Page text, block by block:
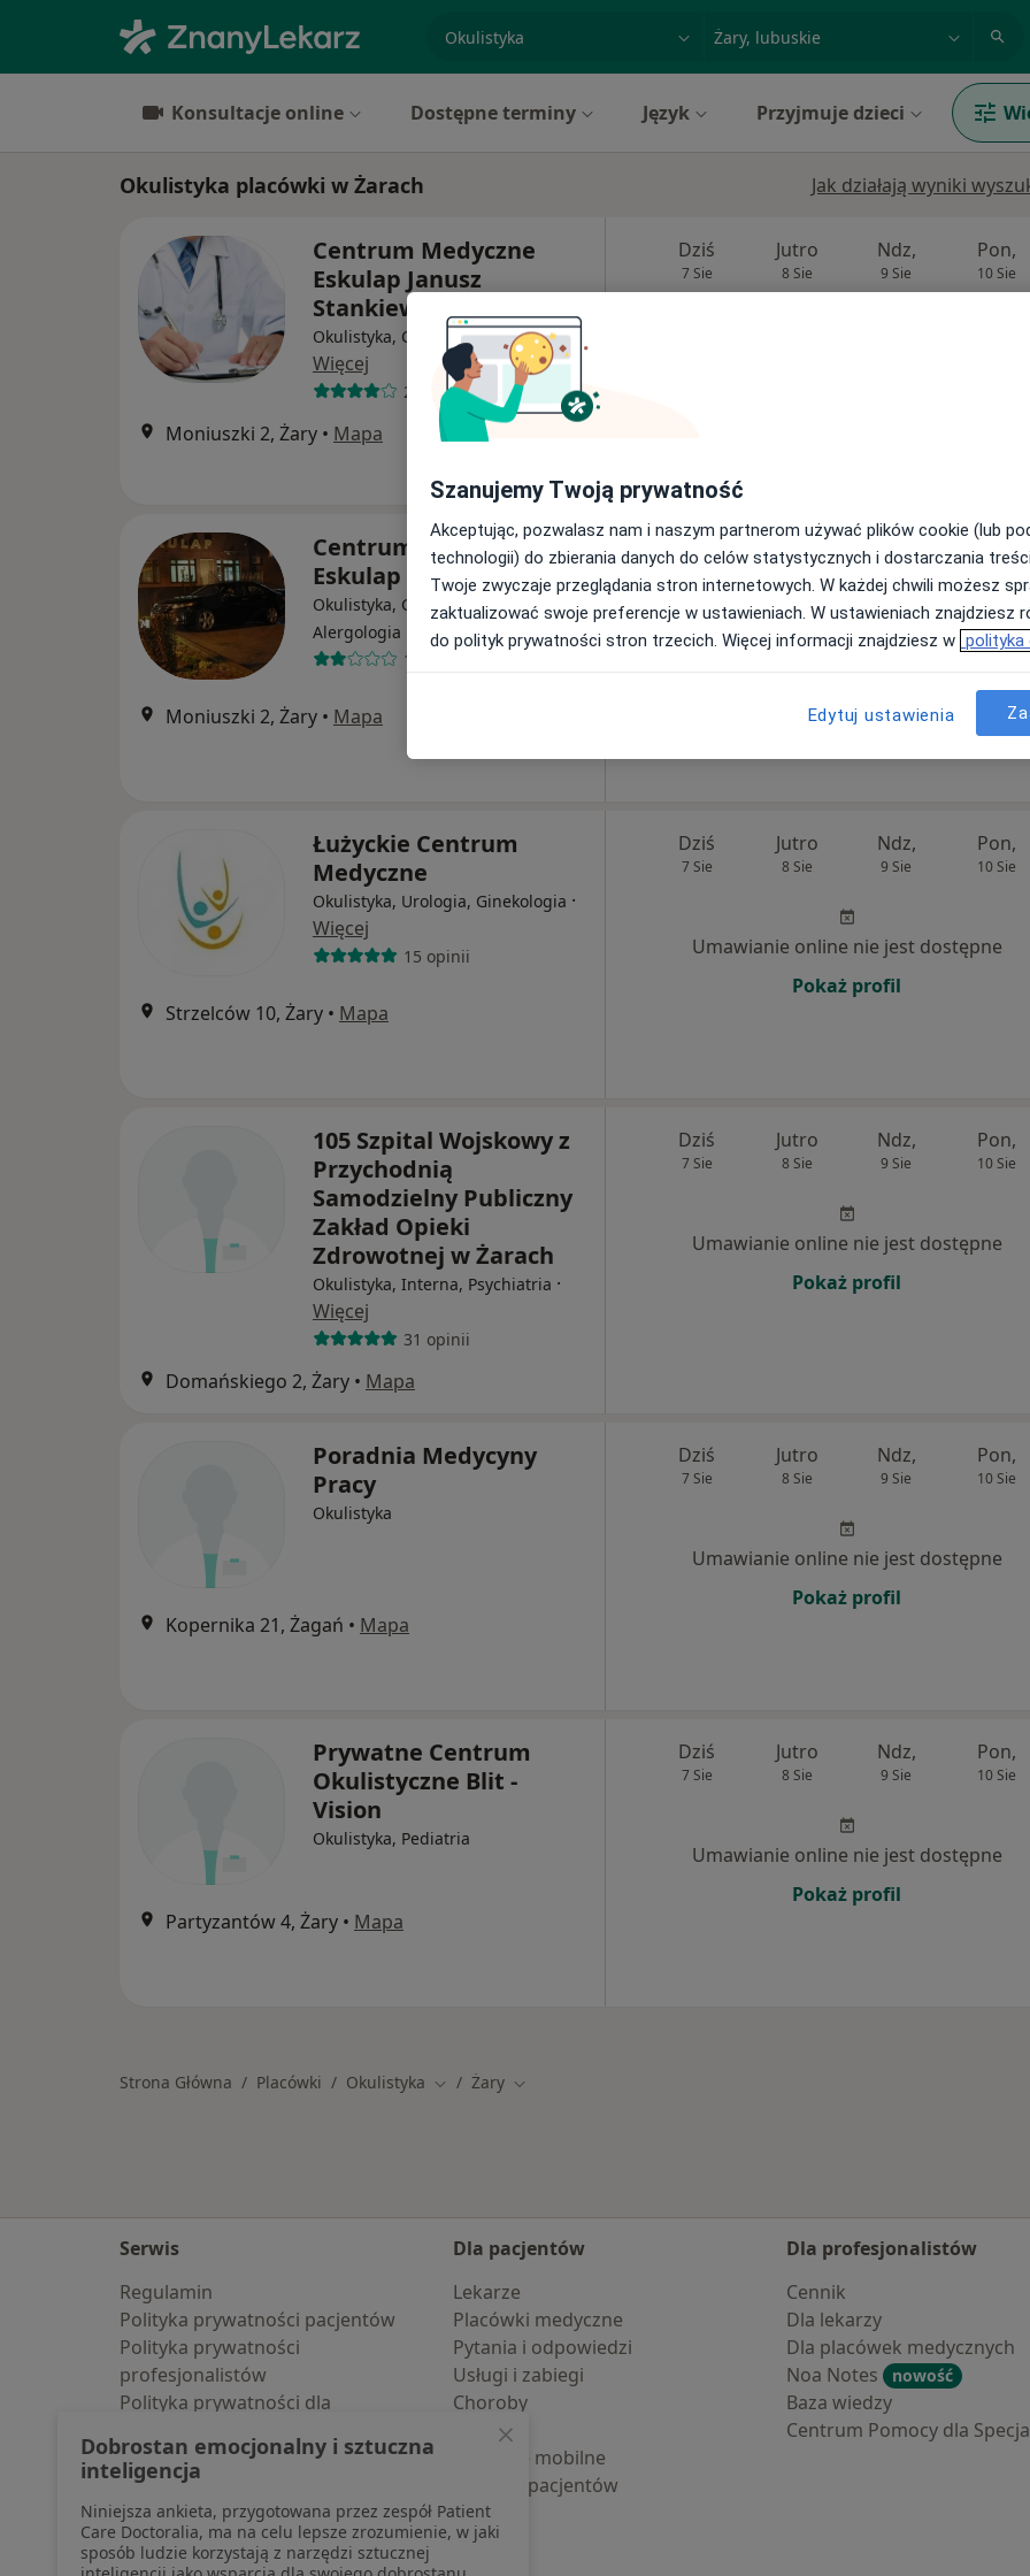
specjalizacja, badanie lub nazwiskomiasto lub dzielnica
Konsultacje online Dostępne terminy Język Przyjmuje dzieci
Okulistyka placówki w Żarach Jak działają wyniki
Centrum Medyczne
Eskulap Janusz
Stankiewicz
Okulistyka, Chirurgia, Kardiologia·
Więcej
28 opinii
Moniuszki 2, Żary • Mapa
Dziś
7 Sie
Jutro
8 Sie
Ndz,
9 Sie
Pon,
10 Sie
Centrum Medyczne
Eskulap
Okulistyka, Ginekologia,
Alergologia
Więcej
14 opinii
Moniuszki 2, Żary • Mapa
Dziś
7 Sie
Jutro
8 Sie
Ndz,
9 Sie
Pon,
10 Sie
Umawianie online nie jest dostępne
Łużyckie Centrum
Medyczne
Okulistyka, Urologia, Ginekologia ·
Więcej
15 opinii
Strzelców 10, Żary • Mapa
Dziś
7 Sie
Jutro
8 Sie
Ndz,
9 Sie
Pon,
10 Sie
Umawianie online nie jest dostępne
Pokaż profil
105 Szpital Wojskowy z
Przychodnią
Samodzielny Publiczny
Zakład Opieki
Zdrowotnej w Żarach
Okulistyka, Interna, Psychiatria ·
Więcej
31 opinii
Domańskiego 2, Żary • Mapa
Dziś
7 Sie
Jutro
8 Sie
Ndz,
9 Sie
Pon,
10 Sie
Umawianie online nie jest dostępne
Pokaż profil
Poradnia Medycyny
Pracy
Okulistyka
Kopernika 21, Żagań • Mapa
Dziś
7 Sie
Jutro
8 Sie
Ndz,
9 Sie
Pon,
10 Sie
Umawianie online nie jest dostępne
Pokaż profil
Prywatne Centrum
Okulistyczne Blit -
Vision
Okulistyka, Pediatria
Partyzantów 4, Żary • Mapa
Dziś
7 Sie
Jutro
8 Sie
Ndz,
9 Sie
Pon,
10 Sie
Umawianie online nie jest dostępne
Pokaż profil
Strona Główna Placówki Okulistyka Zmień miasto
Żary Zmień miasto
Serwis
Regulamin
Polityka prywatności pacjentów
Polityka prywatności
profesjonalistów
Polityka prywatności dla
pozyskaliśmy samodzielnie
Polityka cookies
Jak działają wyniki wyszukiwania
Dostępność
O nas
Dla pacjentów
Lekarze
Placówki medyczne
Pytania i odpowiedzi
Usługi i zabiegi
Choroby
Pomoc
Aplikacje mobilne
Blog dla pacjentów
Dla profesjonalistów
Cennik
Dla lekarzy
Dla placówek medycznych
Noa Notes
nowość
Baza wiedzy
Centrum Pomocy dla
Szanujemy Twoją prywatność
Akceptując, pozwalasz nam i naszym partnerom używać plików cookie (lub
technologii) do zbierania danych do celów statystycznych i dostarczania
Twoje zwyczaje przeglądania stron internetowych. W każdej chwili możesz
zaktualizować swoje preferencje w ustawieniach. W ustawieniach znajdziesz
do polityk prywatności stron trzecich. Więcej informacji znajdziesz w polityka
Edytuj ustawienia
Dobrostan emocjonalny i sztuczna
inteligencja
Niniejsza ankieta, przygotowana przez zespół Patient
Care Doctoralia, ma na celu lepsze zrozumienie, w jaki
sposób ludzie korzystają z narzędzi sztucznej